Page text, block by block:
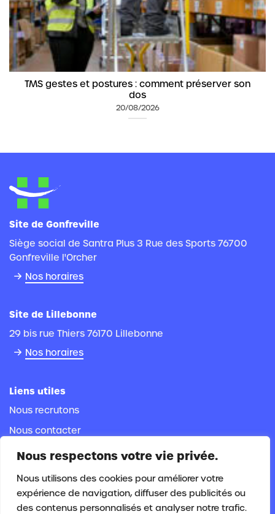
Nous respectons votre vie privée.
Nous utilisons des cookies pour améliorer votre
expérience de navigation, diffuser des publicités ou
des contenus personnalisés et analyser notre trafic.
TMS gestes et postures : comment préserver son
dos
20/08/2026
Site de Gonfreville
Siège social de Santra Plus 3 Rue des Sports 76700
Gonfreville l'Orcher
Nos horaires
Site de Lillebonne
29 bis rue Thiers 76170 Lillebonne
Nos horaires
Liens utiles
Nous recrutons
Nous contacter
Espace documentaire
Espace salarié